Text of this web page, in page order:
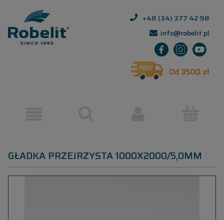
+48 (34) 377 42 98
info@robelit.pl
Od 3500 zł
GŁADKA PRZEJRZYSTA 1000X2000/5,0MM